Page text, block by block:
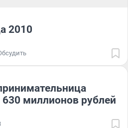
2010
630 миллионов рублей